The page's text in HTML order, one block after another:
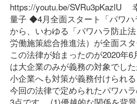
https://youtu.be/SVRu3pKazlU
量子 ◆4月全面スタート「パワハ
から、いわゆる「パワハラ防止
労働施策総合推進法）が全面スタ
この法律が始まったのが2020年6
は大企業のみが義務の対象でし
小企業へも対策が義務付けられる
今回の法律で定められたパワハ